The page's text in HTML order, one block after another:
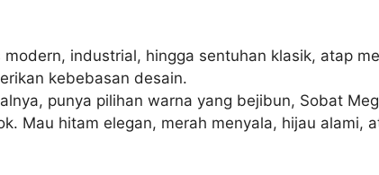
modern, industrial, hingga sentuhan klasik, atap
kebebasan desain.
punya pilihan warna yang bejibun, Sobat
Mau hitam elegan, merah menyala, hijau alami,